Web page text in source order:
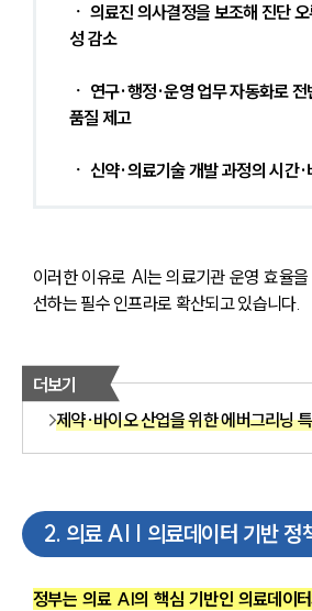
ㆍ 의료진 의사결정을 보조해 진단
성 감소
ㆍ 연구·행정·운영 업무 자동화로
품질 제고
ㆍ 신약·의료기술 개발 과정의 시간
이러한 이유로 AI는 의료기관 운영 효율
선하는 필수 인프라로 확산되고 있습니다.
더보기
제약·바이오 산업을 위한 에버그리닝
2. 의료 AI | 의료데이터 기반 정
정부는 의료 AI의 핵심 기반인 의료데이